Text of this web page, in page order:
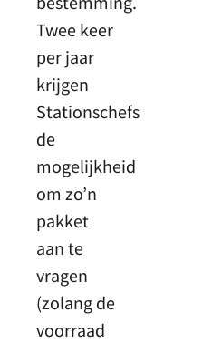
Twee keer
per jaar
krijgen
Stationschefs
de
mogelijkheid
om zo’n
pakket
aan te
vragen
(zolang de
voorraad